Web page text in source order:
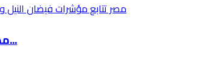
مصر تتابع مؤشرات فيضان النيل وتنتقد إدارة إثي...